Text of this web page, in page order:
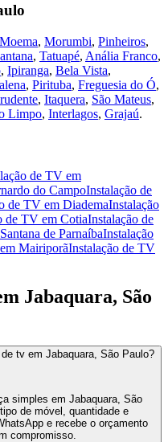
Moema, Morumbi, Pinheiros,
, Tatuapé, Anália Franco,
, Ipiranga, Bela Vista,
, Pirituba, Freguesia do Ó,
, Itaquera, São Mateus,
Limpo, Interlagos, Grajaú.
de TV em
do CampoInstalação de
de TV em DiademaInstalação
de TV em CotiaInstalação de
Santana de ParnaíbaInstalação
em MairiporãInstalação de TV
Jabaquara, São
tv em Jabaquara, São Paulo?
simples em Jabaquara, São
de móvel, quantidade e
e recebe o orçamento
compromisso.